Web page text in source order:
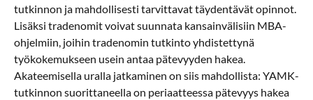
tutkinnon ja mahdollisesti tarvittavat täydentävät opinnot.
Lisäksi tradenomit voivat suunnata kansainvälisiin MBA-
ohjelmiin, joihin tradenomin tutkinto yhdistettynä
työkokemukseen usein antaa pätevyyden hakea.
Akateemisella uralla jatkaminen on siis mahdollista: YAMK-
tutkinnon suorittaneella on periaatteessa pätevyys hakea